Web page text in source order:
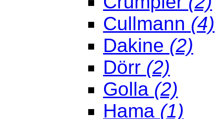
Cullmann (4)
Dakine (2)
Dörr (2)
Golla (2)
Hama (1)